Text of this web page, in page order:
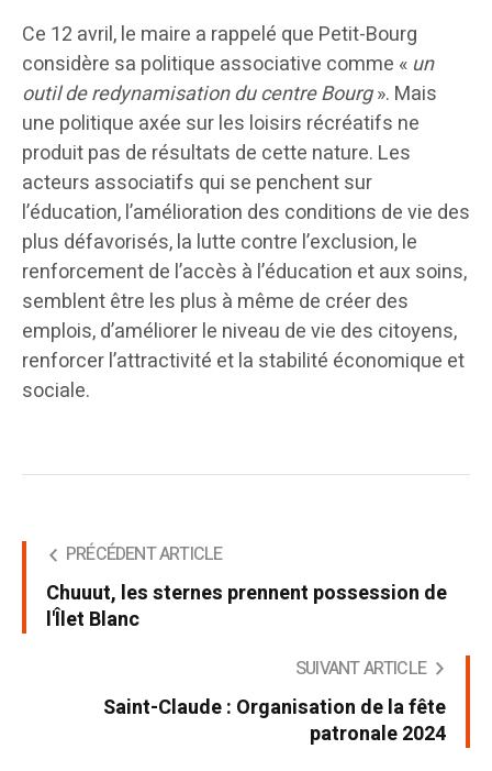
Ce 12 avril, le maire a rappelé que Petit-Bourg
considère sa politique associative comme « un
outil de redynamisation du centre Bourg». Mais
une politique axée sur les loisirs récréatifs ne
produit pas de résultats de cette nature. Les
acteurs associatifs qui se penchent sur
l’éducation, l’amélioration des conditions de vie des
plus défavorisés, la lutte contre l’exclusion, le
renforcement de l’accès à l’éducation et aux soins,
semblent être les plus à même de créer des
emplois, d’améliorer le niveau de vie des citoyens,
renforcer l’attractivité et la stabilité économique et
sociale.
PRÉCÉDENT ARTICLE
Chuuut, les sternes prennent possession de
l'Îlet Blanc
SUIVANT ARTICLE
Saint-Claude : Organisation de la fête
patronale 2024